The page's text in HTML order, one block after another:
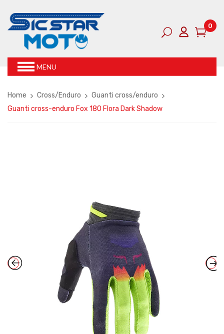
0
MENU
Home Cross/Enduro
Guanti cross/enduro
Guanti cross-enduro Fox 180 Flora Dark Shadow